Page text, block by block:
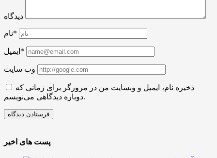
دیدگاه
نام*
ایمیل*
وب سایت
ذخیره نام، ایمیل و وبسایت من در مرورگر برای زمانی که
دوباره دیدگاهی می‌نویسم.
پست های اخیر